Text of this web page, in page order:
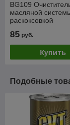
BG109
масляной
раскоксовкой
85 руб.
Купить
Подобные